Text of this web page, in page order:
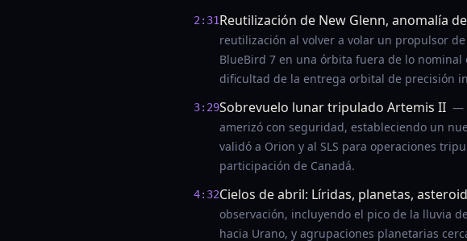
2:31Reutilización de New Glenn, anomalía
reutilización al volver a volar un propulsor
BlueBird 7 en una órbita fuera de lo
dificultad de la entrega orbital de precisión
3:29Sobrevuelo lunar tripulado Artemis II —
amerizó con seguridad, estableciendo un
validó a Orion y al SLS para operaciones
participación de Canadá.
4:32Cielos de abril: Líridas, planetas,
observación, incluyendo el pico de la lluvia
hacia Urano, y agrupaciones planetarias